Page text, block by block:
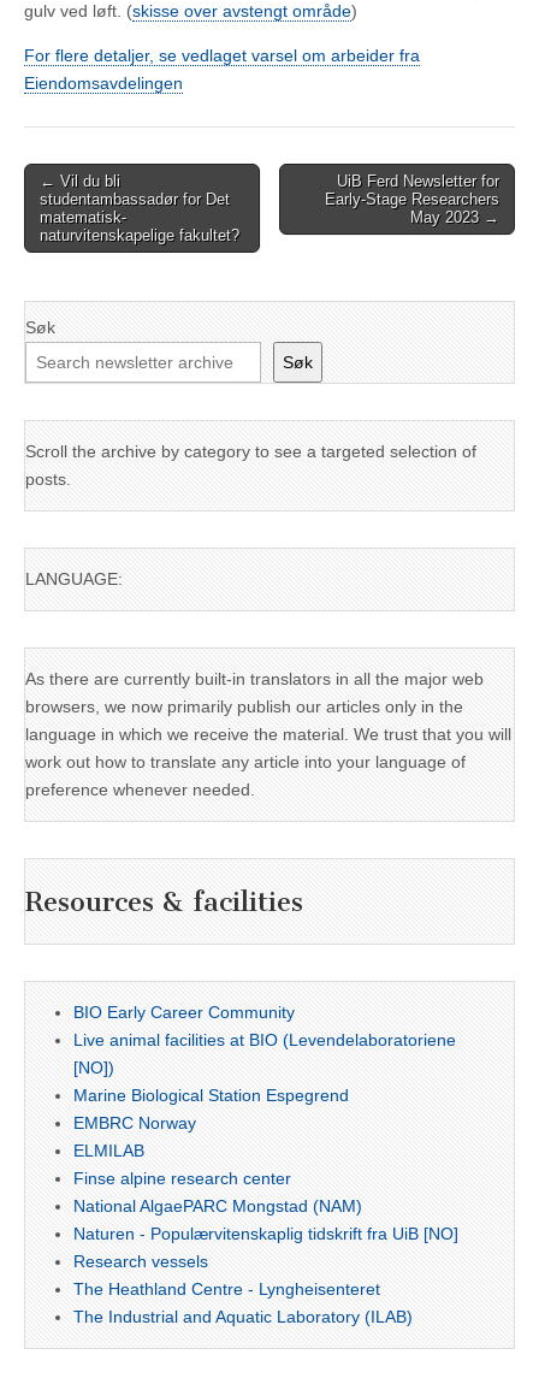
gulv ved løft. (skisse over avstengt område)
For flere detaljer, se vedlaget varsel om arbeider fra
Eiendomsavdelingen
Post
navigation
← Vil du bli
studentambassadør for Det
matematisk-
naturvitenskapelige fakultet?
UiB Ferd Newsletter for
Early-Stage Researchers
May 2023 →
Søk
Søk
Scroll the archive by category to see a targeted selection of
posts.
LANGUAGE:
As there are currently built-in translators in all the major web
browsers, we now primarily publish our articles only in the
language in which we receive the material. We trust that you will
work out how to translate any article into your language of
preference whenever needed.
Resources & facilities
BIO Early Career Community
Live animal facilities at BIO (Levendelaboratoriene
[NO])
Marine Biological Station Espegrend
EMBRC Norway
ELMILAB
Finse alpine research center
National AlgaePARC Mongstad (NAM)
Naturen - Populærvitenskaplig tidskrift fra UiB [NO]
Research vessels
The Heathland Centre - Lyngheisenteret
The Industrial and Aquatic Laboratory (ILAB)